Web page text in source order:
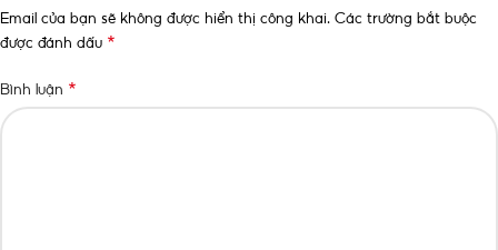
Email của bạn sẽ không được hiển thị công khai.
Các trường bắt buộc
được đánh dấu *
Bình luận *